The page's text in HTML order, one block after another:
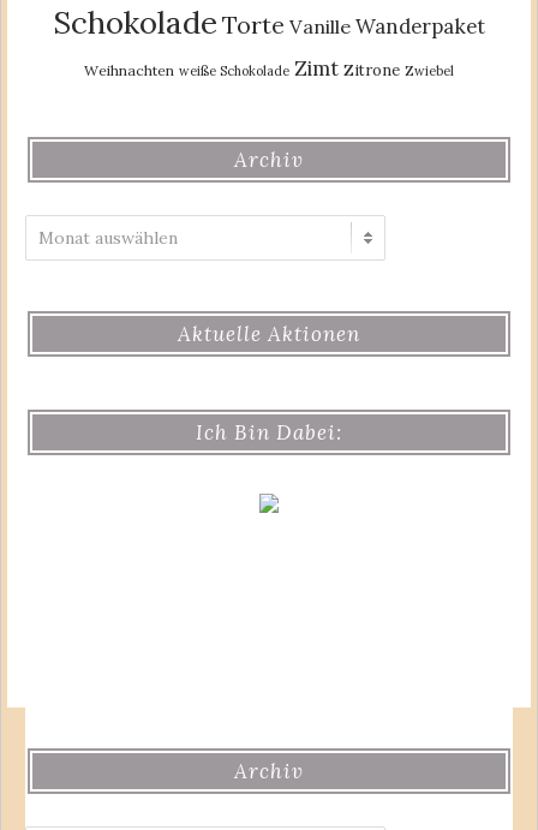
Schokolade Torte Vanille Wanderpaket
Weihnachten weiße Schokolade Zimt Zitrone Zwiebel
Archiv
Aktuelle Aktionen
Ich Bin Dabei:
Archiv